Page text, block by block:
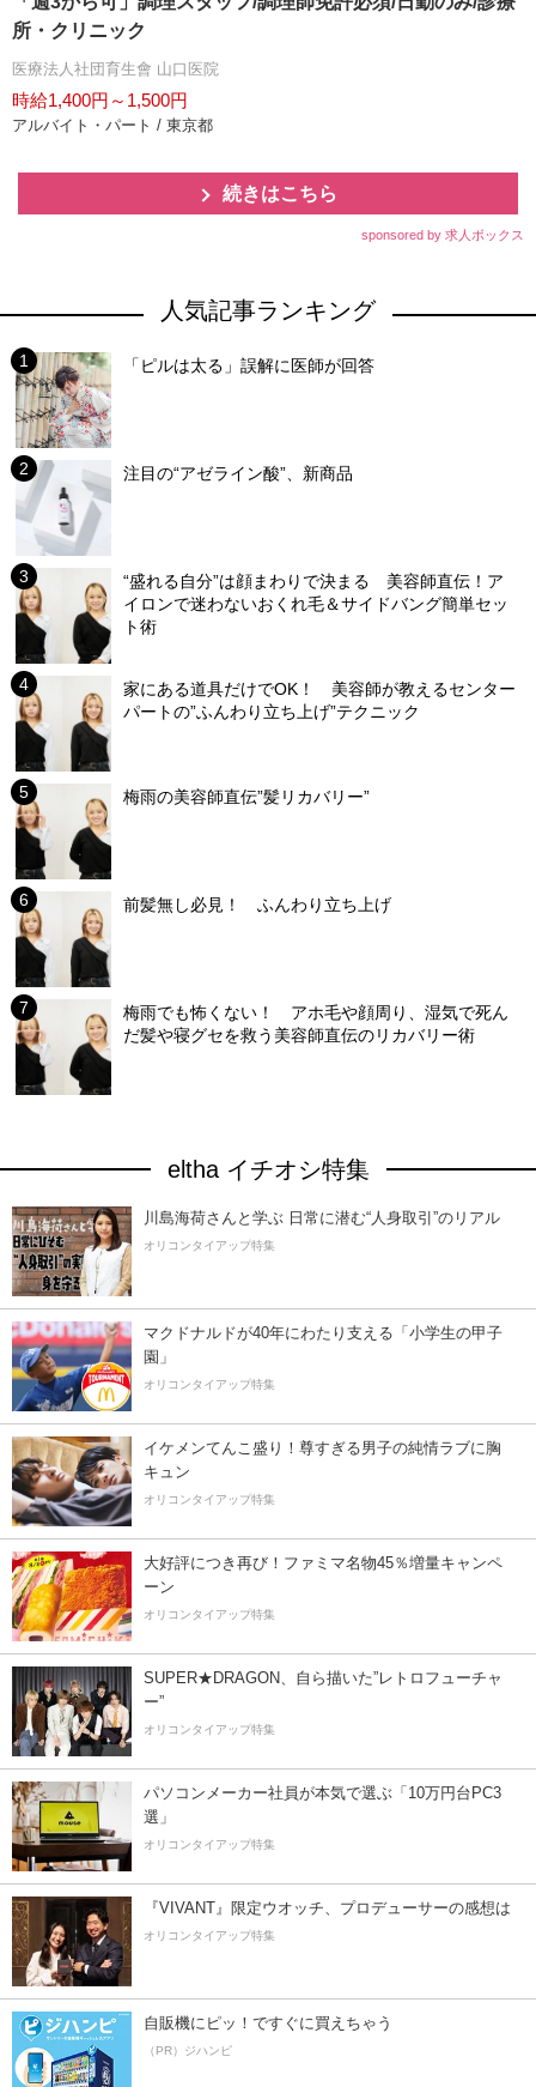
所・クリニック
医療法人社団育生會 山口医院
時給1,400円～1,500円
アルバイト・パート / 東京都
続きはこちら
sponsored by 求人ボックス
人気記事ランキング
「ピルは太る」誤解に医師が回答
注目の“アゼライン酸”、新商品
“盛れる自分”は顔まわりで決まる 美容師直伝！ア
イロンで迷わないおくれ毛＆サイドバング簡単セッ
ト術
家にある道具だけでOK！ 美容師が教えるセンター
パートの”ふんわり立ち上げ”テクニック
梅雨の美容師直伝”髪リカバリー”
前髪無し必見！ ふんわり立ち上げ
梅雨でも怖くない！ アホ毛や顔周り、湿気で死ん
だ髪や寝グセを救う美容師直伝のリカバリー術
eltha イチオシ特集
川島海荷さんと学ぶ 日常に潜む“人身取引”のリアル
オリコンタイアップ特集
マクドナルドが40年にわたり支える「小学生の甲子
園」
オリコンタイアップ特集
イケメンてんこ盛り！尊すぎる男子の純情ラブに胸
キュン
オリコンタイアップ特集
大好評につき再び！ファミマ名物45％増量キャンペ
ーン
オリコンタイアップ特集
SUPER★DRAGON、自ら描いた”レトロフューチャ
ー”
オリコンタイアップ特集
パソコンメーカー社員が本気で選ぶ「10万円台PC3
選」
オリコンタイアップ特集
『VIVANT』限定ウオッチ、プロデューサーの感想は
オリコンタイアップ特集
自販機にピッ！ですぐに買えちゃう
（PR）ジハンピ